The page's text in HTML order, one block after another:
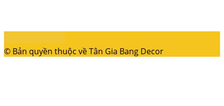
© Bản quyền thuộc về Tân Gia Bang Decor